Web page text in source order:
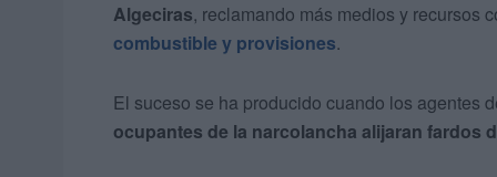
Algeciras, reclamando más medios y recursos
combustible y provisiones.
El suceso se ha producido cuando los agentes
ocupantes de la narcolancha alijaran fardos